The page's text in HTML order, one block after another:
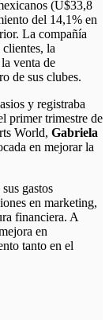
(U$33,8
del 14,1% en
La compañía
la
venta de
de sus clubes.
y registraba
primer trimestre de
World, Gabriela
en mejorar la
gastos
en marketing,
financiera. A
en
tanto en el